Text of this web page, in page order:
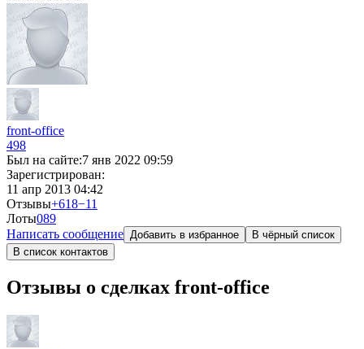
front-office
498
Был на сайте:7 янв 2022 09:59
Зарегистрирован:
11 апр 2013 04:42
Отзывы+618−11
Лоты089
Написать сообщение Добавить в избранное
В чёрный список
В список контактов
Отзывы о сделках front-office